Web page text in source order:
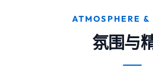
ATMOSPHERE &
氛围与